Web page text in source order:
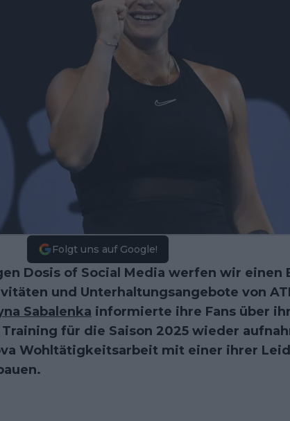
Folgt uns auf Google!
Dosis of Social Media werfen wir einen
und Unterhaltungsangebote von
Sabalenka informierte ihre Fans über
für die Saison 2025 wieder
Wohltätigkeitsarbeit mit einer ihrer